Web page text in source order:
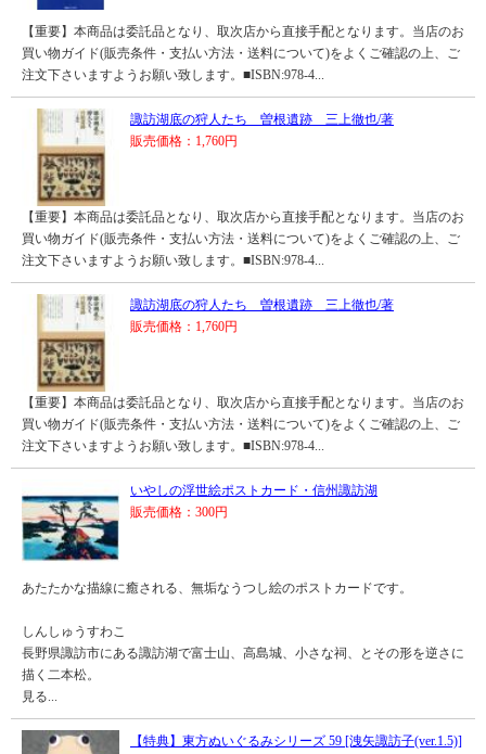
【重要】本商品は委託品となり、取次店から直接手配となります。当店のお
買い物ガイド(販売条件・支払い方法・送料について)をよくご確認の上、ご
注文下さいますようお願い致します。■ISBN:978-4...
諏訪湖底の狩人たち 曽根遺跡 三上徹也/著
販売価格：1,760円
【重要】本商品は委託品となり、取次店から直接手配となります。当店のお
買い物ガイド(販売条件・支払い方法・送料について)をよくご確認の上、ご
注文下さいますようお願い致します。■ISBN:978-4...
諏訪湖底の狩人たち 曽根遺跡 三上徹也/著
販売価格：1,760円
【重要】本商品は委託品となり、取次店から直接手配となります。当店のお
買い物ガイド(販売条件・支払い方法・送料について)をよくご確認の上、ご
注文下さいますようお願い致します。■ISBN:978-4...
いやしの浮世絵ポストカード・信州諏訪湖
販売価格：300円
あたたかな描線に癒される、無垢なうつし絵のポストカードです。
しんしゅうすわこ
長野県諏訪市にある諏訪湖で富士山、高島城、小さな祠、とその形を逆さに
描く二本松。
見る...
【特典】東方ぬいぐるみシリーズ 59 [洩矢諏訪子(ver.1.5)]